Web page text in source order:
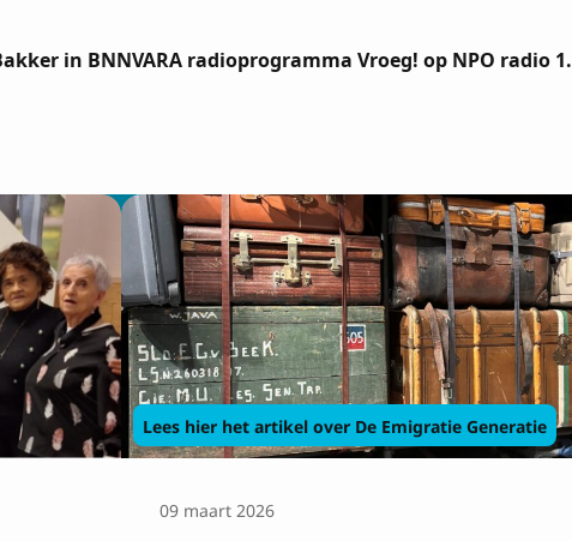
in BNNVARA radioprogramma Vroeg! op NPO radio 1.
Lees hier het artikel over De Emigratie Generatie
09 maart 2026